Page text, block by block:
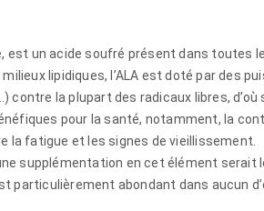
est un acide soufré présent dans
lipidiques, l’ALA est doté par des
la plupart des radicaux libres,
pour la santé, notamment, la
la fatigue et les signes de vieillissement.
supplémentation en cet élément serait
particulièrement abondant dans aucun